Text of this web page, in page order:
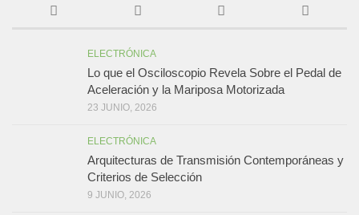
ELECTRÓNICA
Lo que el Osciloscopio Revela Sobre el Pedal de
Aceleración y la Mariposa Motorizada
23 JUNIO, 2026
ELECTRÓNICA
Arquitecturas de Transmisión Contemporáneas y
Criterios de Selección
9 JUNIO, 2026